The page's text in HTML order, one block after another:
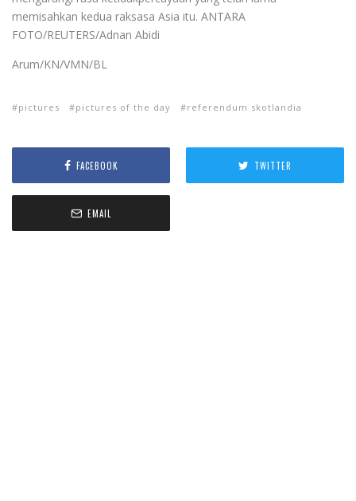
memisahkan kedua raksasa Asia itu. ANTARA
FOTO/REUTERS/Adnan Abidi
Arum/KN/VMN/BL
pictures pictures of the day referendum skotlandia
FACEBOOK TWITTER
EMAIL